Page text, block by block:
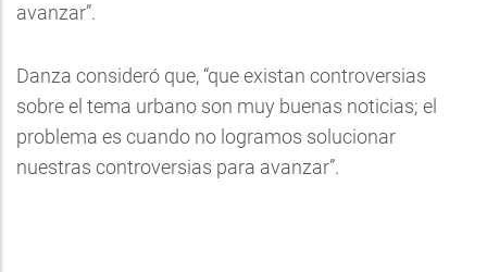
avanzar”.
Danza consideró que, “que existan controversias
sobre el tema urbano son muy buenas noticias; el
problema es cuando no logramos solucionar
nuestras controversias para avanzar”.